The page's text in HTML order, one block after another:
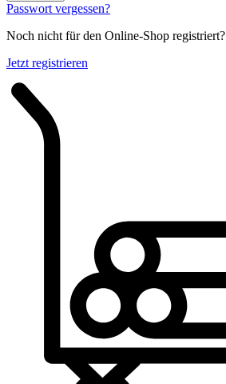
Passwort vergessen?
Noch nicht für den Online-Shop registriert?
Jetzt registrieren